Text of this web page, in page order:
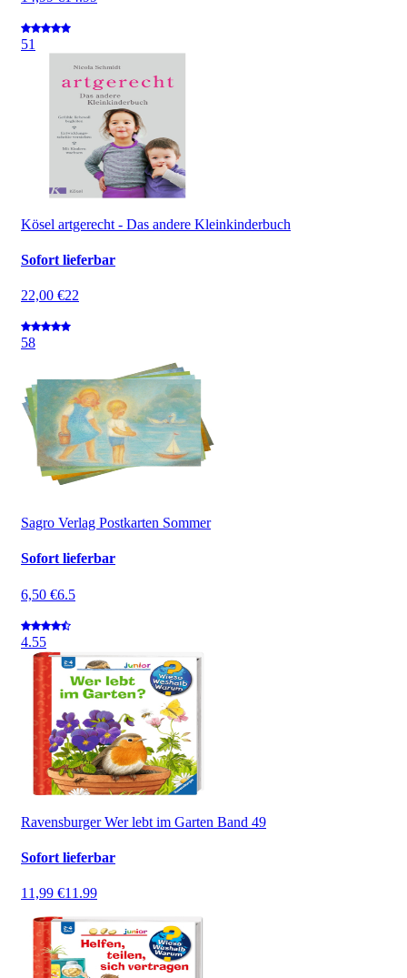
51
Kösel artgerecht - Das andere Kleinkinderbuch
Sofort lieferbar
22,00 €22
58
Sagro Verlag Postkarten Sommer
Sofort lieferbar
6,50 €6.5
4.55
Ravensburger Wer lebt im Garten Band 49
Sofort lieferbar
11,99 €11.99